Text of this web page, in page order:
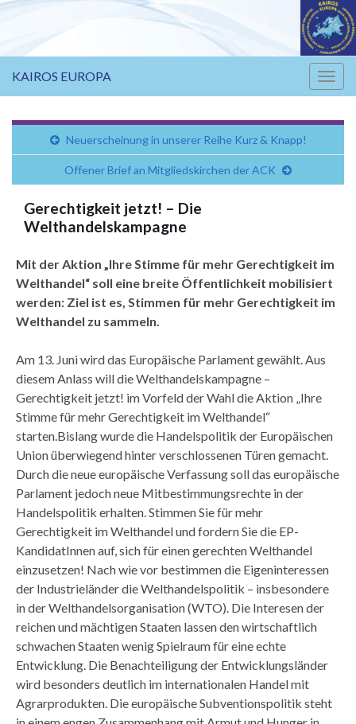
KAIROS EUROPA
Neuerscheinung in unserer Reihe Kurz & Knapp!
Offener Brief an Mitgliedskirchen der ACK
Gerechtigkeit jetzt! – Die
Welthandelskampagne
Mit der Aktion „Ihre Stimme für mehr Gerechtigkeit im
Welthandel“ soll eine breite Öffentlichkeit mobilisiert
werden: Ziel ist es, Stimmen für mehr Gerechtigkeit im
Welthandel zu sammeln.
Am 13. Juni wird das Europäische Parlament gewählt. Aus
diesem Anlass will die Welthandelskampagne –
Gerechtigkeit jetzt! im Vorfeld der Wahl die Aktion „Ihre
Stimme für mehr Gerechtigkeit im Welthandel“
starten.Bislang wurde die Handelspolitik der Europäischen
Union überwiegend hinter verschlossenen Türen gemacht.
Durch die neue europäische Verfassung soll das europäische
Parlament jedoch neue Mitbestimmungsrechte in der
Handelspolitik erhalten. Stimmen Sie für mehr
Gerechtigkeit im Welthandel und fordern Sie die EP-
KandidatInnen auf, sich für einen gerechten Welthandel
einzusetzen! Nach wie vor bestimmen die Eigeninteressen
der Industrieländer die Welthandelspolitik – insbesondere
in der Welthandelsorganisation (WTO). Die Interesen der
reichen und mächtigen Staaten lassen den wirtschaftlich
schwachen Staaten wenig Spielraum für eine echte
Entwicklung. Die Benachteiligung der Entwicklungsländer
wird besonders deutlich im internationalen Handel mit
Agrarprodukten. Die europäische Subventionspolitik steht